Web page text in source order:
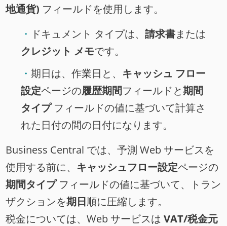
地通貨) フィールドを使用します。
ドキュメント タイプは、請求書または
クレジット メモです。
期日は、作業日と、 キャッシュ フロー
設定ページの履歴期間フィールドと期間
タイプフィールドの値に基づいて計算さ
れた日付の間の日付になります。
Business Central では、予測 Web サービスを
使用する前に、 キャッシュフロー設定ページの
期間タイプフィールドの値に基づいて、トラン
ザクションを期日順に圧縮します。
税金については、Web サービスはVAT/税金元